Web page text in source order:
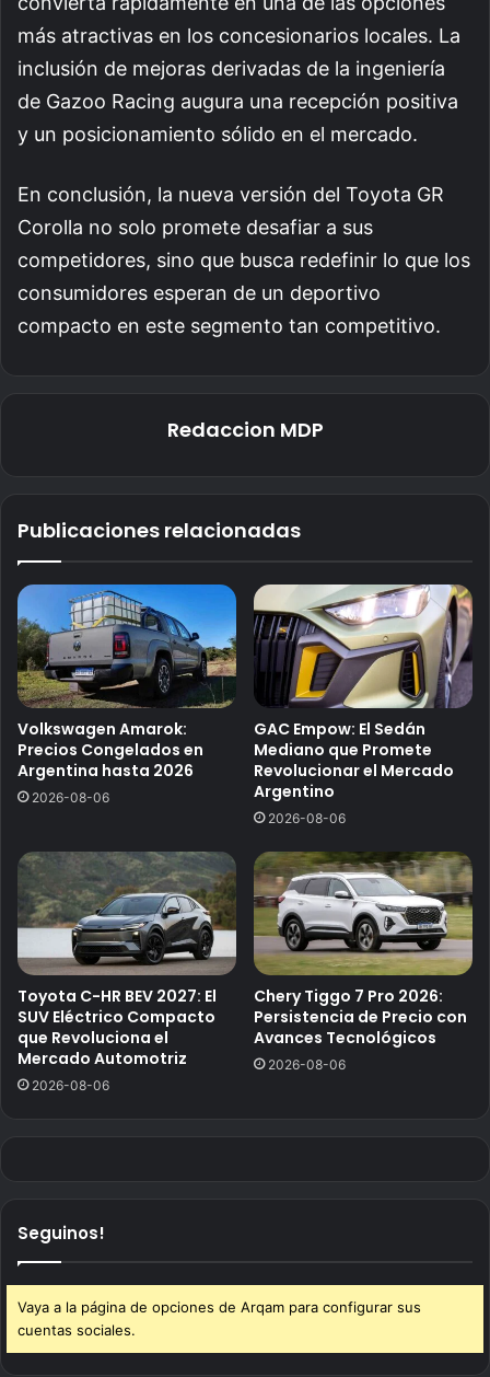
más atractivas en los concesionarios locales. La
inclusión de mejoras derivadas de la ingeniería
de Gazoo Racing augura una recepción positiva
y un posicionamiento sólido en el mercado.
En conclusión, la nueva versión del Toyota GR
Corolla no solo promete desafiar a sus
competidores, sino que busca redefinir lo que los
consumidores esperan de un deportivo
compacto en este segmento tan competitivo.
Redaccion MDP
Publicaciones relacionadas
Volkswagen Amarok:
Precios Congelados en
Argentina hasta 2026
2026-08-06
GAC Empow: El Sedán
Mediano que Promete
Revolucionar el Mercado
Argentino
2026-08-06
Toyota C-HR BEV 2027: El
SUV Eléctrico Compacto
que Revoluciona el
Mercado Automotriz
2026-08-06
Chery Tiggo 7 Pro 2026:
Persistencia de Precio con
Avances Tecnológicos
2026-08-06
Seguinos!
Vaya a la página de opciones de Arqam para configurar sus
cuentas sociales.